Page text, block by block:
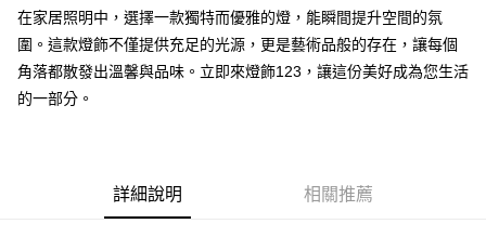
Google Pay
全盈+PAY
AFTEE先享後付
在家居照明中，選擇一款獨特而優雅的燈，能瞬間提升空間的氛
圍。這款燈飾不僅提供充足的光源，更是藝術品般的存在，讓每個
角落都散發出溫馨與品味。立即來燈飾123，讓這份美好成為您生活
的一部分。
詳細說明 相關推薦